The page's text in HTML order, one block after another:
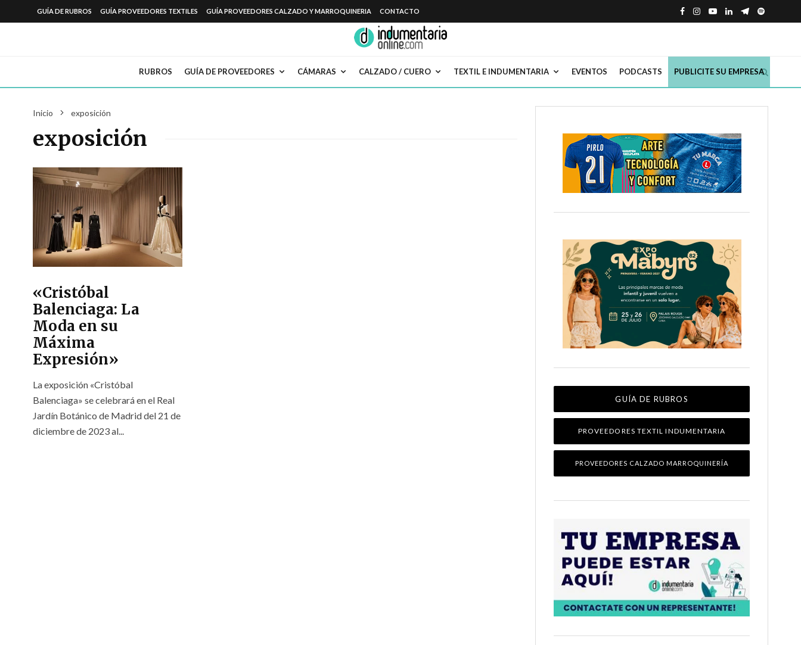
GUÍA DE RUBROS GUÍA PROVEEDORES TEXTILES GUÍA PROVEEDORES CALZADO Y MARROQUINERIA CONTACTO
RUBROS GUÍA DE PROVEEDORES CÁMARAS CALZADO / CUERO TEXTIL E INDUMENTARIA EVENTOS PODCASTS PUBLICITE SU EMPRESA
Inicio exposición
exposición
«Cristóbal
Balenciaga: La
Moda en su
Máxima
Expresión»
La exposición «Cristóbal
Balenciaga» se celebrará en el Real
Jardín Botánico de Madrid del 21 de
diciembre de 2023 al...
GUÍA DE RUBROS
PROVEEDORES TEXTIL INDUMENTARIA
PROVEEDORES CALZADO MARROQUINERÍA